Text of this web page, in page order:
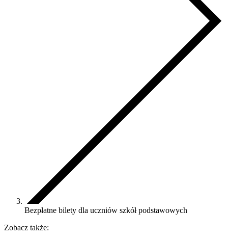
Bezpłatne bilety dla uczniów szkół podstawowych
Zobacz także: